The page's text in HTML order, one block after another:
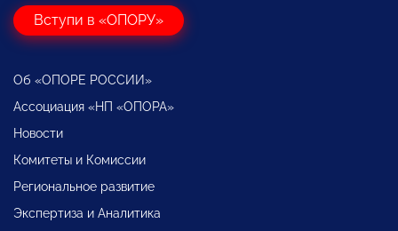
Вступи в «ОПОРУ»
Об «ОПОРЕ РОССИИ»
Ассоциация «НП «ОПОРА»
Новости
Комитеты и Комиссии
Региональное развитие
Экспертиза и Аналитика